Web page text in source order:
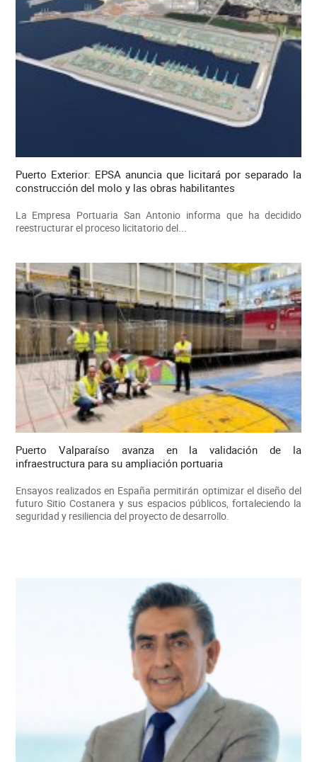
Puerto Exterior: EPSA anuncia que licitará por separado la
construcción del molo y las obras habilitantes
La Empresa Portuaria San Antonio informa que ha decidido
reestructurar el proceso licitatorio del...
Puerto Valparaíso avanza en la validación de la
infraestructura para su ampliación portuaria
Ensayos realizados en España permitirán optimizar el diseño del
futuro Sitio Costanera y sus espacios públicos, fortaleciendo la
seguridad y resiliencia del proyecto de desarrollo.